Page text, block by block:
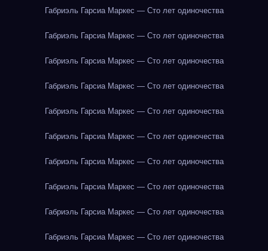
Габриэль Гарсиа Маркес — Сто лет одиночества
Габриэль Гарсиа Маркес — Сто лет одиночества
Габриэль Гарсиа Маркес — Сто лет одиночества
Габриэль Гарсиа Маркес — Сто лет одиночества
Габриэль Гарсиа Маркес — Сто лет одиночества
Габриэль Гарсиа Маркес — Сто лет одиночества
Габриэль Гарсиа Маркес — Сто лет одиночества
Габриэль Гарсиа Маркес — Сто лет одиночества
Габриэль Гарсиа Маркес — Сто лет одиночества
Габриэль Гарсиа Маркес — Сто лет одиночества